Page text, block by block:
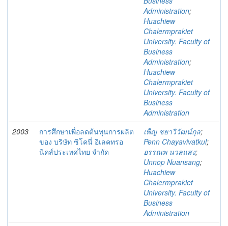
Administration;
Huachiew
Chalermprakiet
University. Faculty of
Business
Administration;
Huachiew
Chalermprakiet
University. Faculty of
Business
Administration
2003
การศึกษาเพื่อลดต้นทุนการผลิต
ของ บริษัท ซิโคนี่ อิเลคทรอ
นิคส์ประเทศไทย จำกัด
เพ็ญ ชยาวิวัฒน์กุล;
Penn Chayavivatkul;
อรรณพ นวลแสง;
Unnop Nuansang;
Huachiew
Chalermprakiet
University. Faculty of
Business
Administration